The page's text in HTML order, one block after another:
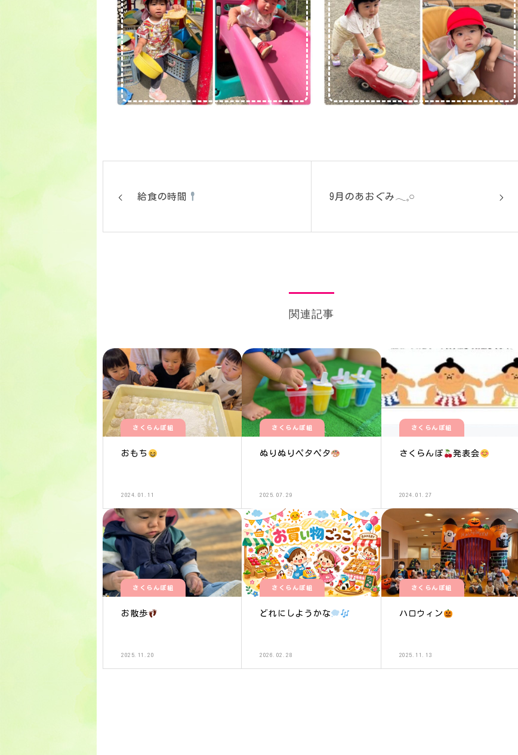
給食の時間 9月のあおぐみ𓂃𓈒𓏸︎︎︎︎
関連記事
さくらんぼ組
おもち
2024.01.11
さくらんぼ組
ぬりぬりペタペタ
2025.07.29
さくらんぼ組
さくらんぼ 発表会
2024.01.27
さくらんぼ組
お散歩
2025.11.20
さくらんぼ組
どれにしようかな
2026.02.28
さくらんぼ組
ハロウィン
2025.11.13